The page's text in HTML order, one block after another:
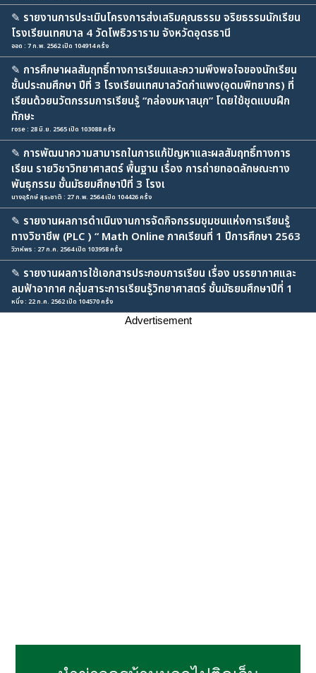
✎ รายงานการประเมินโครงการส่งเสริมคุณธรรม จริยธรรมนักเรียน
โรงเรียนเทศบาล 4 วัดโพธิวราราม จังหวัดอุดรธานี
ออด : 7 ก.พ. 2562 เปิด 104914 ครั้ง
✎ การศึกษาผลสัมฤทธิ์ทางการเรียนและความพึงพอใจของนักเรียน
ชั้นประถมศึกษา ปีที่ 3 โรงเรียนเทศบาลวัดกำแพง(อุดมพิทยากร) ที่
เรียนด้วยนวัตกรรมการเรียนรู้ “กล่องมหาสนุก” โดยใช้ชุดแบบฝึก
ทักษะ
rose : 28 มิ.ย. 2565 เปิด 103088 ครั้ง
✎ การพัฒนาความสามารถในการแก้ปัญหาและผลสัมฤทธิ์ทางการ
เรียน รายวิชาวิทยาศาสตร์ พื้นฐาน เรื่อง การถ่ายทอดลักษณะทาง
พันธุกรรม ชั้นมัธยมศึกษาปีที่ 3 โรงเ
นางอุรักษ์ สุระชาติ : 27 ก.พ. 2564 เปิด 104426 ครั้ง
✎ รายงานผลการดำเนินงานการจัดกิจกรรมชุมชนแห่งการเรียนรู้
ทางวิชาชีพ (PLC ) “ Math Online ภาคเรียนที่ 1 ปีการศึกษา 2563
วิวาห์พร : 27 ก.ค. 2564 เปิด 103958 ครั้ง
✎ รายงานผลการใช้เอกสารประกอบการเรียน เรื่อง บรรยากาศและ
ลมฟ้าอากาศ กลุ่มสาระการเรียนรู้วิทยาศาสตร์ ชั้นมัธยมศึกษาปีที่ 1
หนึ่ง : 22 ก.ค. 2562 เปิด 104570 ครั้ง
Advertisement